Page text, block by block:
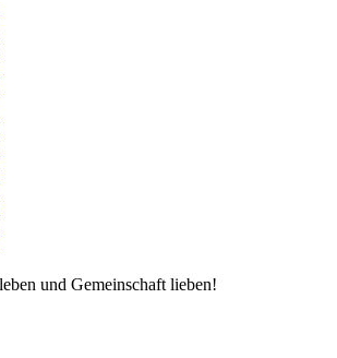
und Gemeinschaft lieben!